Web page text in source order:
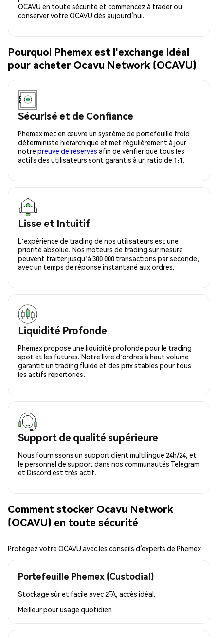
OCAVU en toute sécurité et commencez à trader ou
conserver votre OCAVU dès aujourd’hui.
Pourquoi Phemex est l'exchange idéal
pour acheter Ocavu Network (OCAVU)
Sécurisé et de Confiance
Phemex met en œuvre un système de portefeuille froid
déterministe hiérarchique et met régulièrement à jour
notre preuve de réserves afin de vérifier que tous les
actifs des utilisateurs sont garantis à un ratio de 1:1.
Lisse et Intuitif
L'expérience de trading de nos utilisateurs est une
priorité absolue. Nos moteurs de trading sur mesure
peuvent traiter jusqu'à 300 000 transactions par seconde,
avec un temps de réponse instantané aux ordres.
Liquidité Profonde
Phemex propose une liquidité profonde pour le trading
spot et les futures. Notre livre d'ordres à haut volume
garantit un trading fluide et des prix stables pour tous
les actifs répertoriés.
Support de qualité supérieure
Nous fournissons un support client multilingue 24h/24, et
le personnel de support dans nos communautés Telegram
et Discord est très actif.
Comment stocker Ocavu Network
(OCAVU) en toute sécurité
Protégez votre OCAVU avec les conseils d’experts de Phemex
Portefeuille Phemex (Custodial)
Stockage sûr et facile avec 2FA, accès idéal.
Meilleur pourusage quotidien